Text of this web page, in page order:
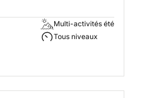
Multi-activités été
Tous niveaux